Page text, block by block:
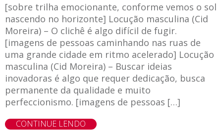
[sobre trilha emocionante, conforme vemos o sol
nascendo no horizonte] Locução masculina (Cid
Moreira) – O clichê é algo difícil de fugir.
[imagens de pessoas caminhando nas ruas de
uma grande cidade em ritmo acelerado] Locução
masculina (Cid Moreira) – Buscar ideias
inovadoras é algo que requer dedicação, busca
permanente da qualidade e muito
perfeccionismo. [imagens de pessoas […]
CONTINUE LENDO